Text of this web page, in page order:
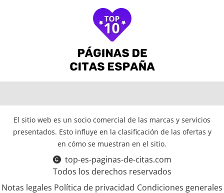
El sitio web es un socio comercial de las marcas y servicios
presentados. Esto influye en la clasificación de las ofertas y
en cómo se muestran en el sitio.
top-es-paginas-de-citas.com
Todos los derechos reservados
Notas legales Política de privacidad Condiciones generales